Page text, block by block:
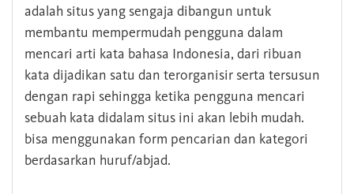
adalah situs yang sengaja dibangun untuk
membantu mempermudah pengguna dalam
mencari arti kata bahasa Indonesia, dari ribuan
kata dijadikan satu dan terorganisir serta tersusun
dengan rapi sehingga ketika pengguna mencari
sebuah kata didalam situs ini akan lebih mudah.
bisa menggunakan form pencarian dan kategori
berdasarkan huruf/abjad.